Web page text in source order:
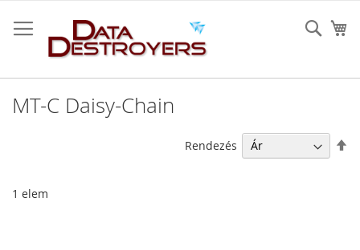
a
tartalomhoz
MT-C Daisy-Chain
1 elem
Rendezés